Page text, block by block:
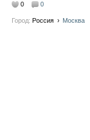
0
0
Город: Россия › Москва